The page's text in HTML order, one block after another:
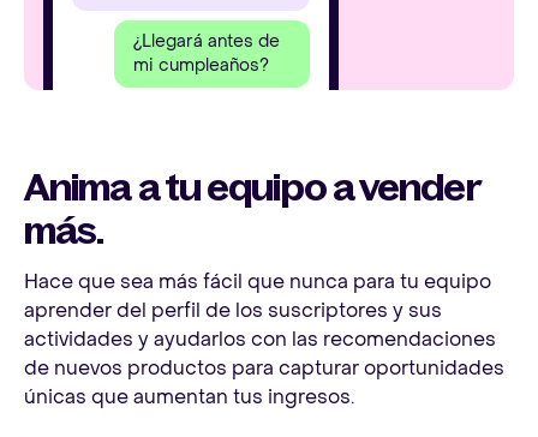
¿Llegará antes de
mi cumpleaños?
Anima a tu equipo a vender
más.
Hace que sea más fácil que nunca para tu equipo
aprender del perfil de los suscriptores y sus
actividades y ayudarlos con las recomendaciones
de nuevos productos para capturar oportunidades
únicas que aumentan tus ingresos.